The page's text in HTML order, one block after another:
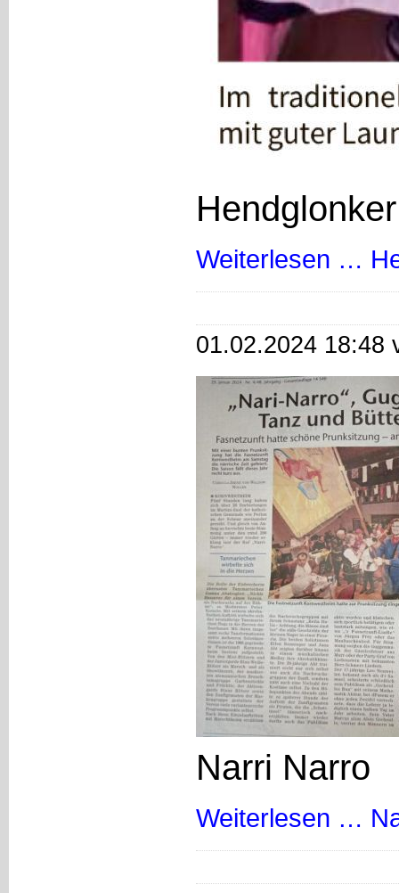
Weiterlesen …
01.02.2024 18:48
Narri Narro
Weiterlesen …